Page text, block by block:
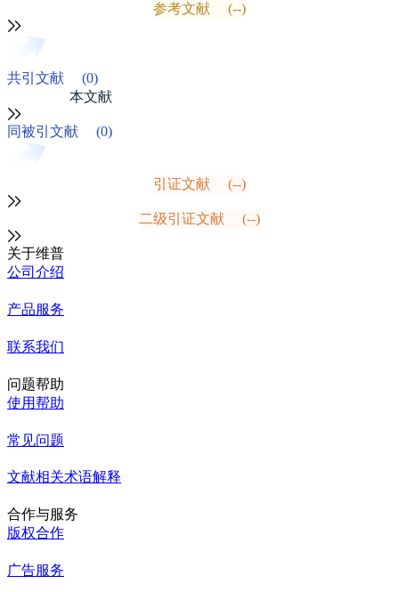
参考文献 (--)
共引文献
(0)
本文献
同被引文献 (0)
引证文献 (--)
二级引证文献 (--)
关于维普
公司介绍
产品服务
联系我们
问题帮助
使用帮助
常见问题
文献相关术语解释
合作与服务
版权合作
广告服务